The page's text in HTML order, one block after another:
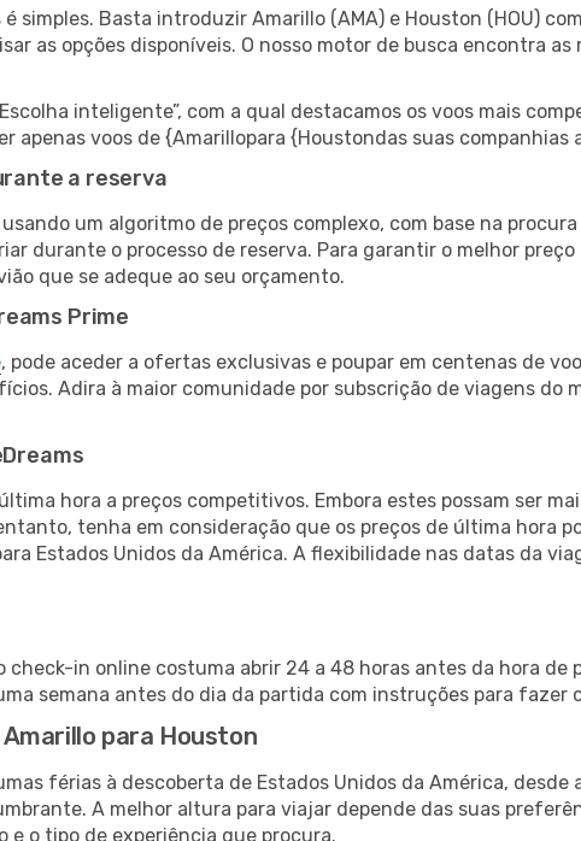
simples. Basta introduzir Amarillo (AMA) e Houston (HOU)
as opções disponíveis. O nosso motor de busca encontra
inteligente”, com a qual destacamos os voos mais
apenas voos de {Amarillopara {Houstondas suas companhias
a reserva
um algoritmo de preços complexo, com base na
durante o processo de reserva. Para garantir o melhor
que se adeque ao seu orçamento.
Prime
, pode aceder a ofertas exclusivas e poupar em centenas de
Adira à maior comunidade por subscrição de viagens do
hora a preços competitivos. Embora estes possam ser
tenha em consideração que os preços de última hora
Estados Unidos da América. A flexibilidade nas datas da
check-in online costuma abrir 24 a 48 horas antes da hora de
semana antes do dia da partida com instruções para fazer
para Houston
férias à descoberta de Estados Unidos da América,
A melhor altura para viajar depende das suas
e o tipo de experiência que procura.